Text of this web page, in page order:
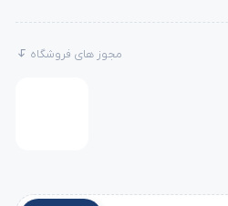
مجوز های فروشگاه